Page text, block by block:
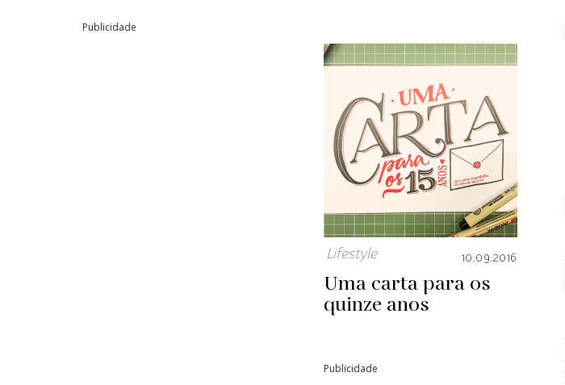
Publicidade
Lifestyle 10.09.2016
Uma carta para os
quinze anos
Publicidade